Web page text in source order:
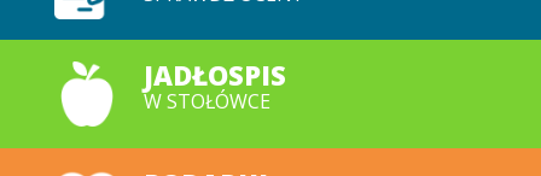
JADŁOSPIS
W STOŁÓWCE